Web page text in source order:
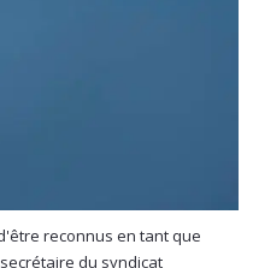
reconnus en tant que
du syndicat